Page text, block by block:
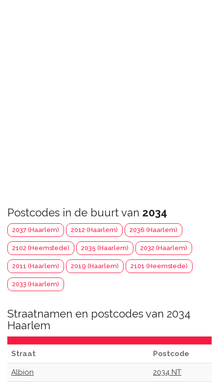
Postcodes in de buurt van 2034
2037 (Haarlem) 2012 (Haarlem) 2036 (Haarlem)
2102 (Heemstede) 2035 (Haarlem) 2032 (Haarlem)
2011 (Haarlem) 2019 (Haarlem) 2101 (Heemstede)
2033 (Haarlem)
Straatnamen en postcodes van 2034
Haarlem
Straat Postcode
Albion 2034 NT